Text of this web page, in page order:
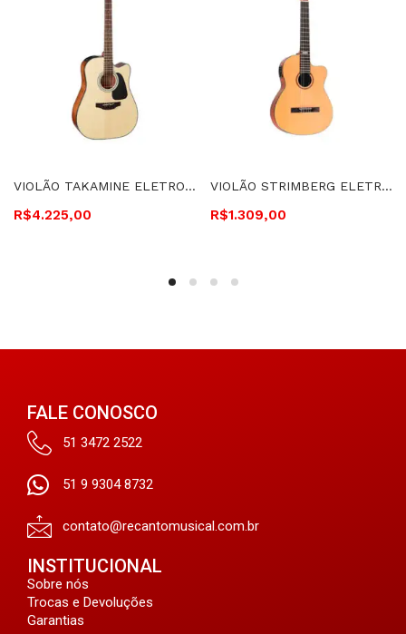
VIOLÃO TAKAMINE ELETROACÚSTICO, CUTAWAY, CORDAS DE AÇO – GD30CE N
R$4.225,00
VIOLÃO STRIMBERG ELETROACÚSTICO, CUTAWAY, CORDAS DE NYLON – SC200C NS
R$1.309,00
FALE CONOSCO
51 3472 2522
51 9 9304 8732
contato@recantomusical.com.br
INSTITUCIONAL
Sobre nós
Trocas e Devoluções
Garantias